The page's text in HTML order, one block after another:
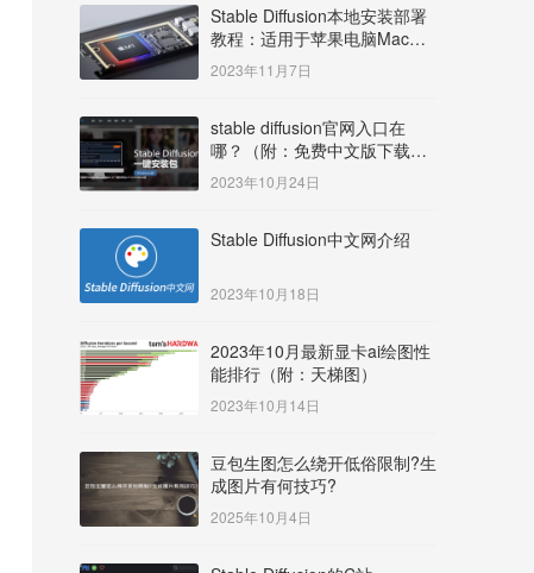
Stable Diffusion本地安装部署
教程：适用于苹果电脑Mac
OS系统M系列芯片：
MacBook/iMac等
2023年11月7日
stable diffusion官网入口在
哪？（附：免费中文版下载安
装教程）
2023年10月24日
Stable Diffusion中文网介绍
2023年10月18日
2023年10月最新显卡ai绘图性
能排行（附：天梯图）
2023年10月14日
豆包生图怎么绕开低俗限制?生
成图片有何技巧?
2025年10月4日